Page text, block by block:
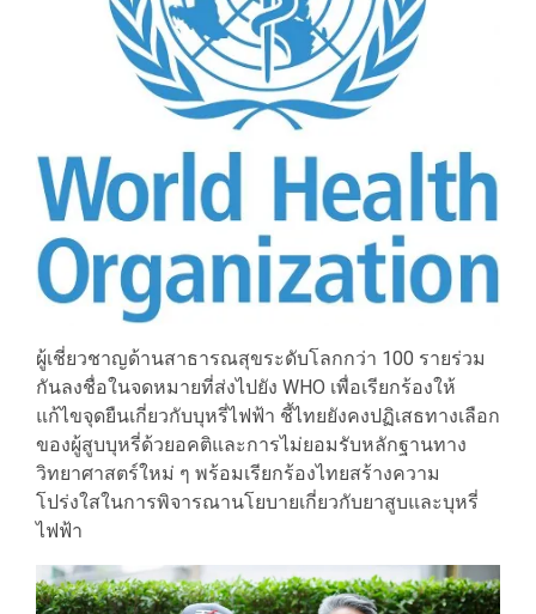
ผู้เชี่ยวชาญด้านสาธารณสุขระดับโลกกว่า 100 รายร่วม
กันลงชื่อในจดหมายที่ส่งไปยัง WHO เพื่อเรียกร้องให้
แก้ไขจุดยืนเกี่ยวกับบุหรี่ไฟฟ้า ชี้ไทยยังคงปฏิเสธทางเลือก
ของผู้สูบบุหรี่ด้วยอคติและการไม่ยอมรับหลักฐานทาง
วิทยาศาสตร์ใหม่ ๆ พร้อมเรียกร้องไทยสร้างความ
โปร่งใสในการพิจารณานโยบายเกี่ยวกับยาสูบและบุหรี่
ไฟฟ้า